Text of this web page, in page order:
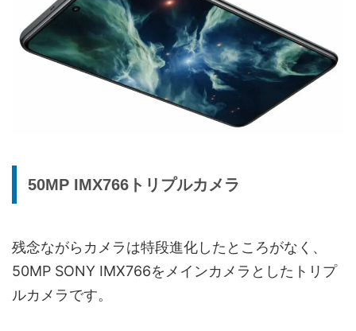
50MP IMX766トリプルカメラ
残念ながらカメラは特段進化したところがなく、
50MP SONY IMX766をメインカメラとしたトリプ
ルカメラです。